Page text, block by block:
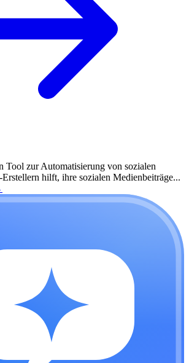
Tool zur Automatisierung von sozialen
hilft, ihre sozialen Medienbeiträge...